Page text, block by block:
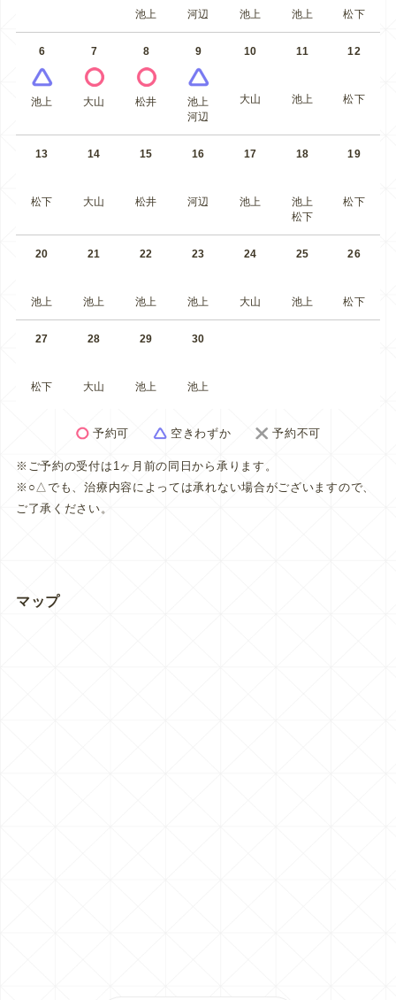
池上 河辺 池上 池上 松下
6
池上
7
大山
8
松井
9
池上
河辺
10
大山
11
池上
12
松下
13
松下
14
大山
15
松井
16
河辺
17
池上
18
池上
松下
19
松下
20
池上
21
池上
22
池上
23
池上
24
大山
25
池上
26
松下
27
松下
28
大山
29
池上
30
池上
予約可 空きわずか 予約不可
※ご予約の受付は1ヶ月前の同日から承ります。
※○△でも、治療内容によっては承れない場合がございますので、
ご了承ください。
マップ